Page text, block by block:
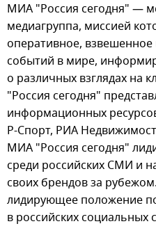
МИА "Россия сегодня" —
медиагруппа, миссией
оперативное,
событий в мире,
о различных взглядах на
"Россия сегодня"
информационных
Р-Спорт, РИА
МИА "Россия сегодня"
среди российских СМИ и
своих брендов за
лидирующее положение
в российских социальных